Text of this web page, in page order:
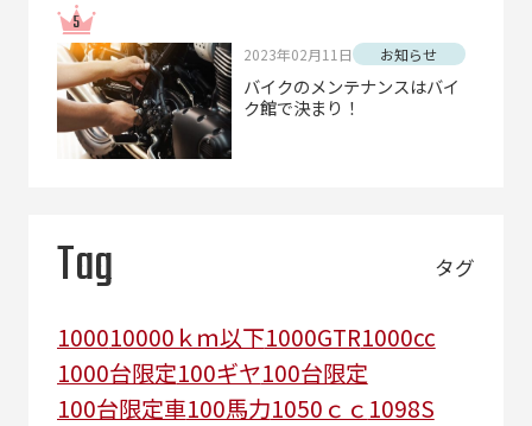
2023年02月11日 お知らせ
バイクのメンテナンスはバイ
ク館で決まり！
Tag タグ
100010000ｋｍ以下1000GTR1000cc
1000台限定100ギヤ100台限定
100台限定車100馬力1050ｃｃ 1098S